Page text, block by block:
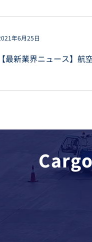
【最新業界ニュース】航
年6月25日